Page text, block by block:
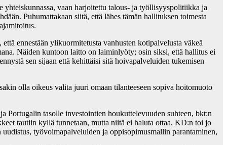
vaan harjoitettu talous- ja työllisyyspolitiikka ja
Puhumattakaan siitä, että lähes tämän hallituksen toimesta
ennestään ylikuormitetusta vanhusten kotipalvelusta väkeä
Näiden kuntoon laitto on laiminlyöty; osin siksi, että hallitus ei
sen sijaan että kehittäisi sitä hoivapalveluiden tukemisen
olla oikeus valita juuri omaan tilanteeseen sopiva hoitomuoto
Portugalin tasolle investointien houkuttelevuuden suhteen, bkt:n
tautiin kyllä tunnetaan, mutta niitä ei haluta ottaa. KD:n toi jo
työvoimapalveluiden ja oppisopimusmallin parantaminen,